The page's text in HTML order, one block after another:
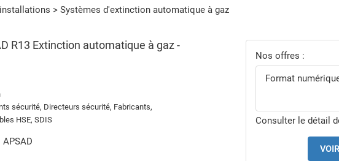
> Systèmes d'extinction automatique à gaz
R13 Extinction automatique à gaz -
sécurité, Directeurs sécurité, Fabricants,
HSE, SDIS
Nos offres :
Format
Consulter le détail